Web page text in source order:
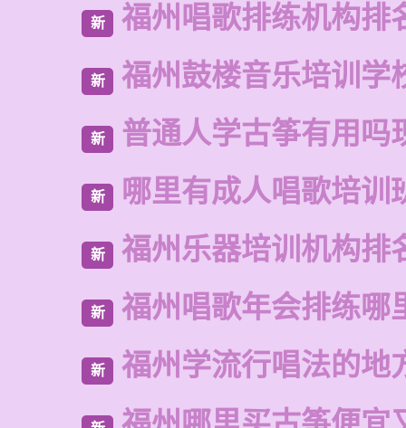
新 福州唱歌排练机构排
新 福州鼓楼音乐培训学
新 普通人学古筝有用吗
新 哪里有成人唱歌培训
新 福州乐器培训机构排
新 福州唱歌年会排练哪
新 福州学流行唱法的地